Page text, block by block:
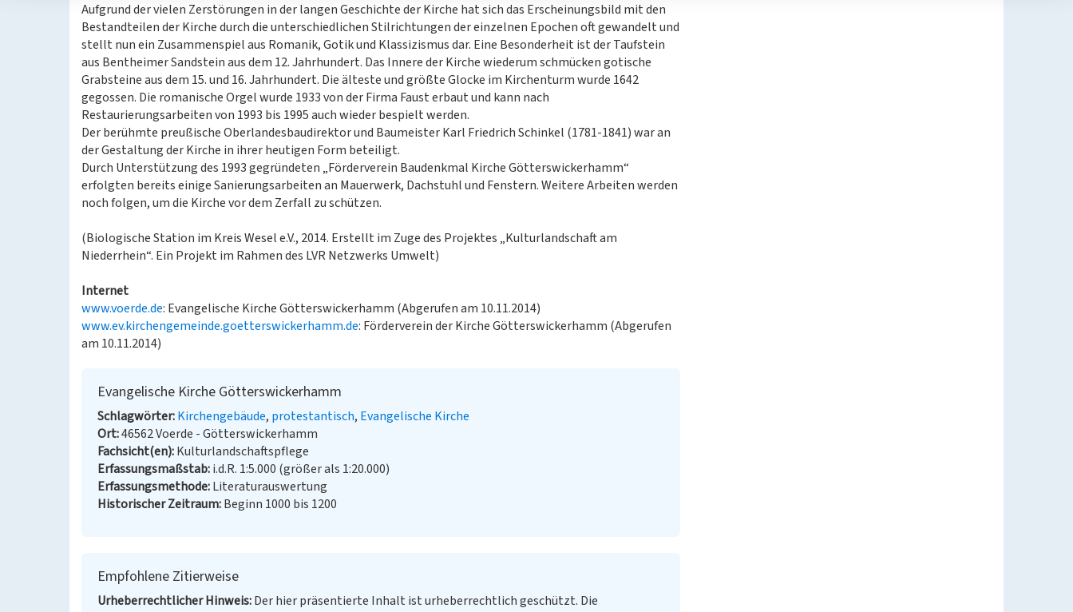
Aufgrund der vielen Zerstörungen in der langen Geschichte der Kirche hat sich das Erscheinungsbild mit den
Bestandteilen der Kirche durch die unterschiedlichen Stilrichtungen der einzelnen Epochen oft gewandelt und
stellt nun ein Zusammenspiel aus Romanik, Gotik und Klassizismus dar. Eine Besonderheit ist der Taufstein
aus Bentheimer Sandstein aus dem 12. Jahrhundert. Das Innere der Kirche wiederum schmücken gotische
Grabsteine aus dem 15. und 16. Jahrhundert. Die älteste und größte Glocke im Kirchenturm wurde 1642
gegossen. Die romanische Orgel wurde 1933 von der Firma Faust erbaut und kann nach
Restaurierungsarbeiten von 1993 bis 1995 auch wieder bespielt werden.
Der berühmte preußische Oberlandesbaudirektor und Baumeister Karl Friedrich Schinkel (1781-1841) war an
der Gestaltung der Kirche in ihrer heutigen Form beteiligt.
Durch Unterstützung des 1993 gegründeten „Förderverein Baudenkmal Kirche Götterswickerhamm“
erfolgten bereits einige Sanierungsarbeiten an Mauerwerk, Dachstuhl und Fenstern. Weitere Arbeiten werden
noch folgen, um die Kirche vor dem Zerfall zu schützen.
(Biologische Station im Kreis Wesel e.V., 2014. Erstellt im Zuge des Projektes „Kulturlandschaft am
Niederrhein“. Ein Projekt im Rahmen des LVR Netzwerks Umwelt)
Internet
www.voerde.de: Evangelische Kirche Götterswickerhamm (Abgerufen am 10.11.2014)
www.ev.kirchengemeinde.goetterswickerhamm.de: Förderverein der Kirche Götterswickerhamm (Abgerufen
am 10.11.2014)
Evangelische Kirche Götterswickerhamm
Schlagwörter Kirchengebäude protestantisch Evangelische Kirche
Ort 46562 Voerde - Götterswickerhamm
Fachsicht(en) Kulturlandschaftspflege
Erfassungsmaßstab i.d.R. 1:5.000 (größer als 1:20.000)
Erfassungsmethode Literaturauswertung
Historischer Zeitraum Beginn 1000 bis 1200
Empfohlene Zitierweise
Urheberrechtlicher Hinweis Der hier präsentierte Inhalt ist urheberrechtlich geschützt. Die